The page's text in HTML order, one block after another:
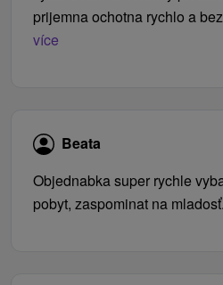
prijemna ochotna rychlo a
více
Beata
Objednabka super rychle
pobyt, zaspominat na mladosť.